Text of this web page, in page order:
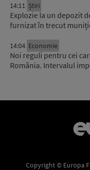
14:11 Știri
Explozie la un depozit
furnizat în trecut
14:04 Economie
Noi reguli pentru cei
România. Intervalul
Copyright © Europa